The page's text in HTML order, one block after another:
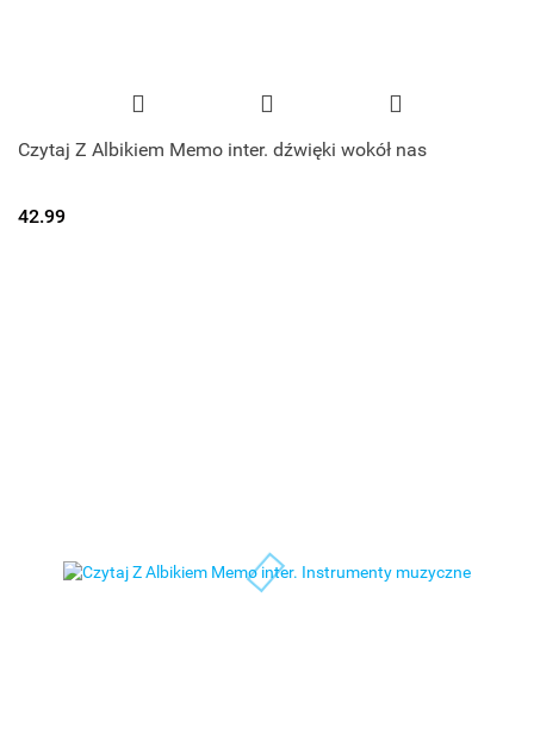
Czytaj Z Albikiem Memo inter. dźwięki wokół nas
42.99